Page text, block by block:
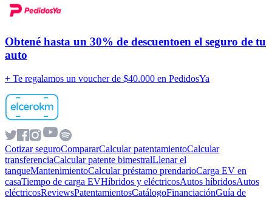
Obtené hasta un 30% de descuentoen el seguro de tu
auto
+ Te regalamos un voucher de $40.000 en PedidosYa
Cotizar seguroCompararCalcular patentamientoCalcular
transferenciaCalcular patente bimestralLlenar el
tanqueMantenimientoCalcular préstamo prendarioCarga EV en
casaTiempo de carga EVHíbridos y eléctricosAutos híbridosAutos
eléctricosReviewsPatentamientosCatálogoFinanciaciónGuía de